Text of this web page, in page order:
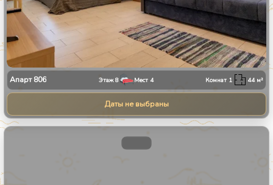
Апарт806 Этаж8 Мест 4 Комнат 1 44м²
Даты не выбраны